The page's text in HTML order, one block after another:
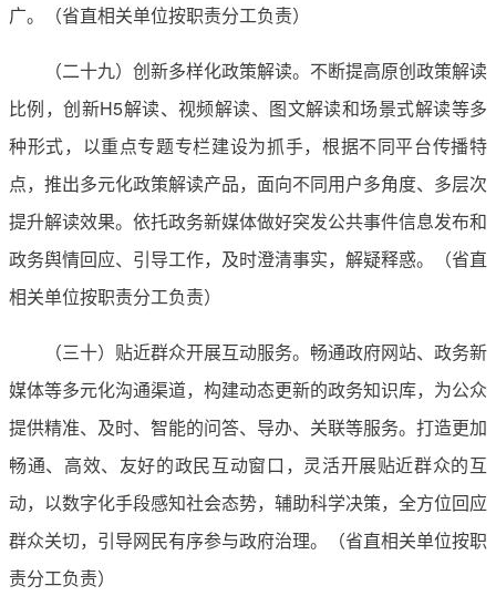
广。（省直相关单位按职责分工负责）
（二十九）创新多样化政策解读。不断提高原创政策解读
比例，创新H5解读、视频解读、图文解读和场景式解读等多
种形式，以重点专题专栏建设为抓手，根据不同平台传播特
点，推出多元化政策解读产品，面向不同用户多角度、多层次
提升解读效果。依托政务新媒体做好突发公共事件信息发布和
政务舆情回应、引导工作，及时澄清事实，解疑释惑。（省直
相关单位按职责分工负责）
（三十）贴近群众开展互动服务。畅通政府网站、政务新
媒体等多元化沟通渠道，构建动态更新的政务知识库，为公众
提供精准、及时、智能的问答、导办、关联等服务。打造更加
畅通、高效、友好的政民互动窗口，灵活开展贴近群众的互
动，以数字化手段感知社会态势，辅助科学决策，全方位回应
群众关切，引导网民有序参与政府治理。（省直相关单位按职
责分工负责）